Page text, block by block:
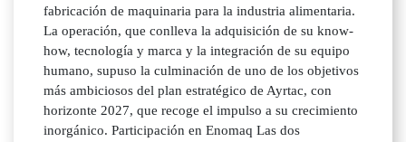
fabricación de maquinaria para la industria alimentaria.
La operación, que conlleva la adquisición de su know-
how, tecnología y marca y la integración de su equipo
humano, supuso la culminación de uno de los objetivos
más ambiciosos del plan estratégico de Ayrtac, con
horizonte 2027, que recoge el impulso a su crecimiento
inorgánico. Participación en Enomaq Las dos